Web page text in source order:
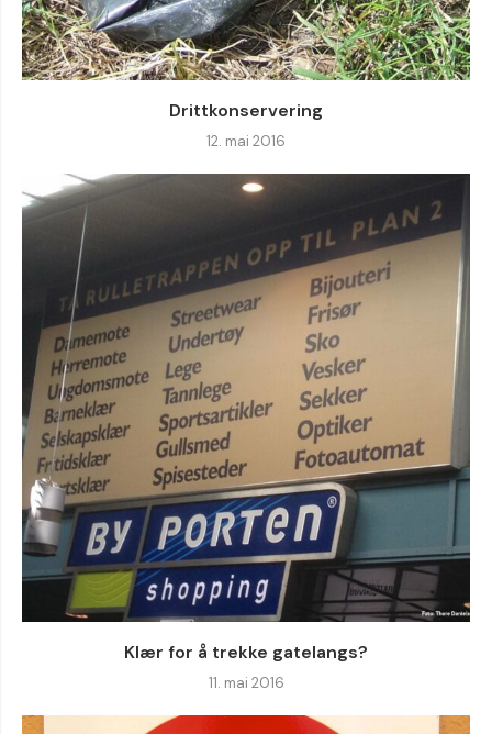
Drittkonservering
12. mai 2016
Klær for å trekke gatelangs?
11. mai 2016